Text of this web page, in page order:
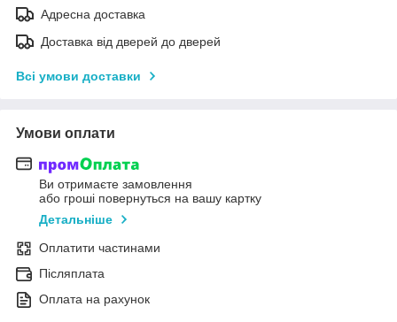
Адресна доставка
Доставка від дверей до дверей
Всі умови доставки
Умови оплати
Ви отримаєте замовлення
або гроші повернуться на вашу картку
Детальніше
Оплатити частинами
Післяплата
Оплата на рахунок